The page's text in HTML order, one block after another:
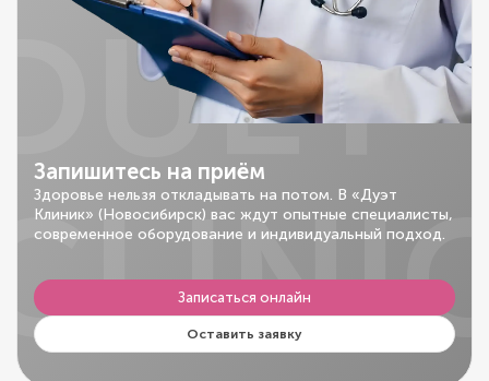
Запишитесь на приём
Здоровье нельзя откладывать на потом. В «Дуэт
Клиник» (Новосибирск) вас ждут опытные специалисты,
современное оборудование и индивидуальный подход.
Записаться онлайн
Оставить заявку